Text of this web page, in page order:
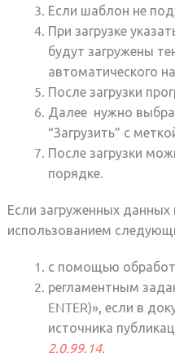
Если шаблон не
При загрузке
будут загружены
автоматического
После загрузки
Далее нужно
“Загрузить” с
После загрузки
порядке.
Если загруженных
использованием
с помощью
регламентным
ENTER)», если в
источника
2.0.99.14.